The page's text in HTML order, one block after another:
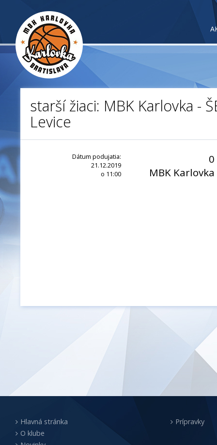
starší žiaci: MBK Karlovka -
Levice
Dátum podujatia:
21.12.2019
o 11:00
0
MBK Karlovka
Hlavná stránka
O klube
Prípravky